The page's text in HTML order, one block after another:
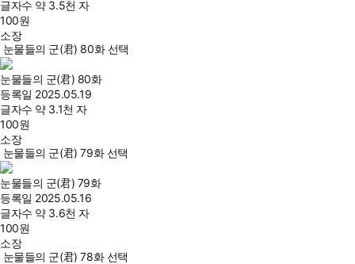
글자수 약 3.5천 자
100원
소장
눈물들의 군(君) 80화 선택
눈물들의 군(君) 80화
등록일 2025.05.19
글자수 약 3.1천 자
100원
소장
눈물들의 군(君) 79화 선택
눈물들의 군(君) 79화
등록일 2025.05.16
글자수 약 3.6천 자
100원
소장
눈물들의 군(君) 78화 선택